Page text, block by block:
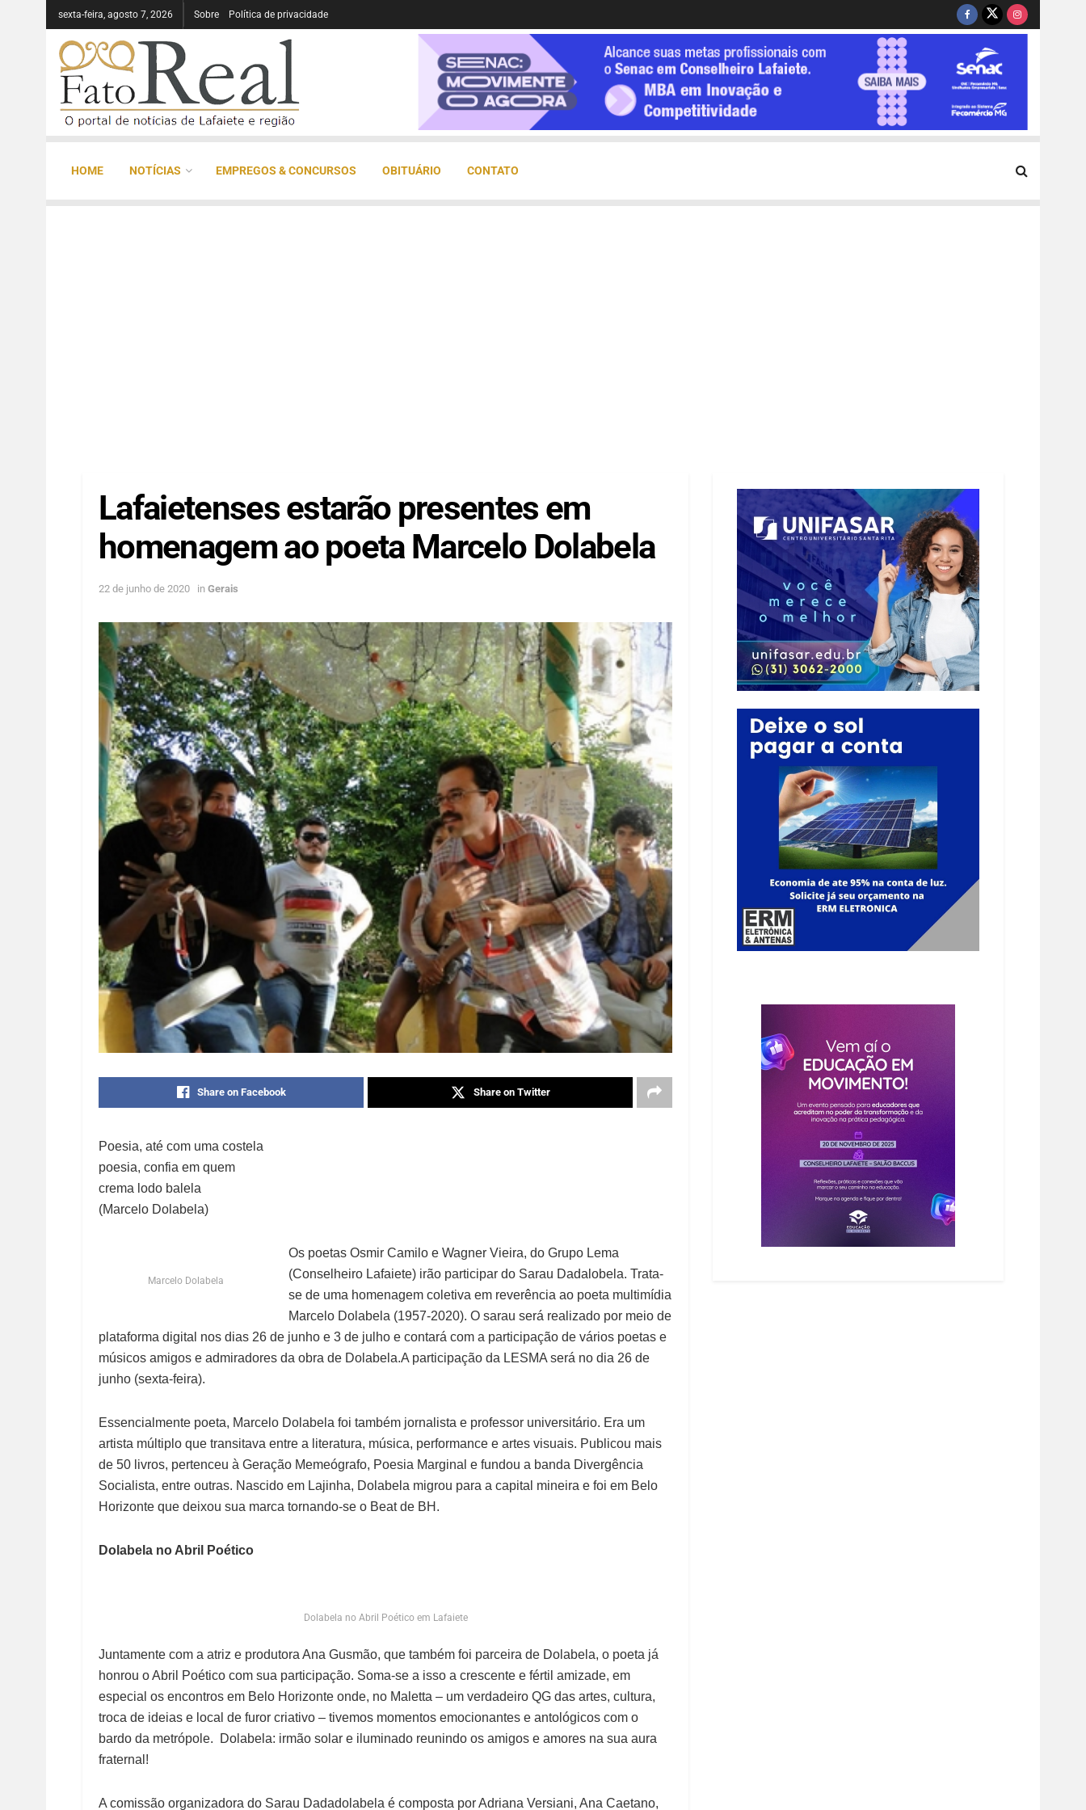
sexta-feira, agosto 7, 2026 Sobre Política de privacidade
HOME NOTÍCIAS EMPREGOS & CONCURSOS OBITUÁRIO CONTATO
Lafaietenses estarão presentes em
homenagem ao poeta Marcelo Dolabela
22 de junho de 2020 in Gerais
Share on Facebook Share on Twitter
Poesia, até com uma costela
poesia, confia em quem
crema lodo balela
(Marcelo Dolabela)
Marcelo Dolabela
Os poetas Osmir Camilo e Wagner Vieira, do Grupo Lema
(Conselheiro Lafaiete) irão participar do Sarau Dadalobela. Trata-
se de uma homenagem coletiva em reverência ao poeta multimídia
Marcelo Dolabela (1957-2020). O sarau será realizado por meio de
plataforma digital nos dias 26 de junho e 3 de julho e contará com a participação de vários poetas e
músicos amigos e admiradores da obra de Dolabela.A participação da LESMA será no dia 26 de
junho (sexta-feira).
Essencialmente poeta, Marcelo Dolabela foi também jornalista e professor universitário. Era um
artista múltiplo que transitava entre a literatura, música, performance e artes visuais. Publicou mais
de 50 livros, pertenceu à Geração Memeógrafo, Poesia Marginal e fundou a banda Divergência
Socialista, entre outras. Nascido em Lajinha, Dolabela migrou para a capital mineira e foi em Belo
Horizonte que deixou sua marca tornando-se o Beat de BH.
Dolabela no Abril Poético
Dolabela no Abril Poético em Lafaiete
Juntamente com a atriz e produtora Ana Gusmão, que também foi parceira de Dolabela, o poeta já
honrou o Abril Poético com sua participação. Soma-se a isso a crescente e fértil amizade, em
especial os encontros em Belo Horizonte onde, no Maletta – um verdadeiro QG das artes, cultura,
troca de ideias e local de furor criativo – tivemos momentos emocionantes e antológicos com o
bardo da metrópole. Dolabela: irmão solar e iluminado reunindo os amigos e amores na sua aura
fraternal!
A comissão organizadora do Sarau Dadadolabela é composta por Adriana Versiani, Ana Caetano,